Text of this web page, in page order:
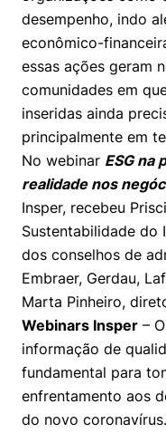
Todas as Engenharias
Engenharia de
Engenharia de
Engenharia Mecânica
Engenharia
Direito
Economia
Finanças
Negócios
Políticas Públicas
Prêmio Duda Ermírio
Como funciona
Resolução Eficaz de
Oportunidade de
Women in Action
Trabalhe conosco
Sala de Imprensa
Biblioteca Telles
Repositório
Pesquisa na Graduação
Seminários Acadêmicos
Comitê de Ética em
Notícias
Youtube
Instagram
Linkedin
Engenharia e Ciência
Direito
Busca por docentes
Áreas de Conhecimento
Prêmios de Excelência
Ensino e aprendizagem
Fale Conosco
Atendimento
Visite o Insper
Canal de Ética
Ouvidoria
Portal da Privacidade
desempenho, indo
econômico-
essas ações geram
comunidades em
inseridas ainda
principalmente em
No webinar ESG na
realidade nos
Insper, recebeu
Sustentabilidade do
dos conselhos de
Embraer, Gerdau,
Marta Pinheiro,
Webinars Insper –
informação de
fundamental para
enfrentamento aos
do novo